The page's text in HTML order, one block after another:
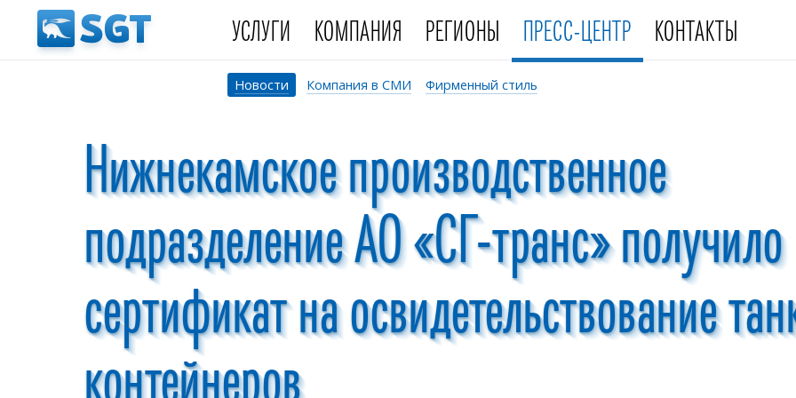
УСЛУГИ КОМПАНИЯ РЕГИОНЫ ПРЕСС-ЦЕНТР КОНТАКТЫ
Новости Компания в СМИ Фирменный стиль
Нижнекамское производственное
подразделение АО «СГ-транс» получило
сертификат на освидетельствование